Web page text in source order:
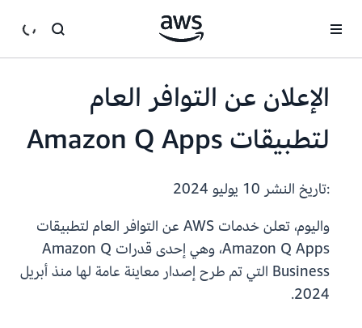
الإعلان عن التوافر العام
لتطبيقات Amazon Q Apps
:تاريخ النشر
واليوم، تعلن خدمات AWS عن التوافر العام لتطبيقات
Amazon Q Apps، وهي إحدى قدرات Amazon Q
Business التي تم طرح إصدار معاينة عامة لها منذ أبريل
2024.